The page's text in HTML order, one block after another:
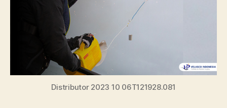
Distributor 2023 10 06T121928.081